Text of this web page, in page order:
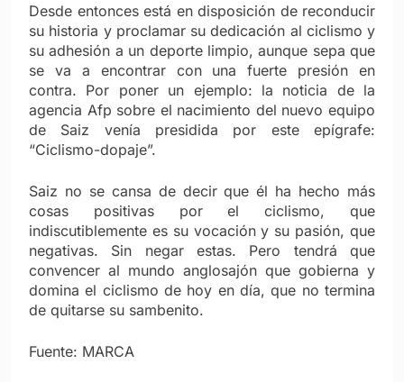
Desde entonces está en disposición de reconducir
su historia y proclamar su dedicación al ciclismo y
su adhesión a un deporte limpio, aunque sepa que
se va a encontrar con una fuerte presión en
contra. Por poner un ejemplo: la noticia de la
agencia Afp sobre el nacimiento del nuevo equipo
de Saiz venía presidida por este epígrafe:
“Ciclismo-dopaje”.
Saiz no se cansa de decir que él ha hecho más
cosas positivas por el ciclismo, que
indiscutiblemente es su vocación y su pasión, que
negativas. Sin negar estas. Pero tendrá que
convencer al mundo anglosajón que gobierna y
domina el ciclismo de hoy en día, que no termina
de quitarse su sambenito.
Fuente: MARCA